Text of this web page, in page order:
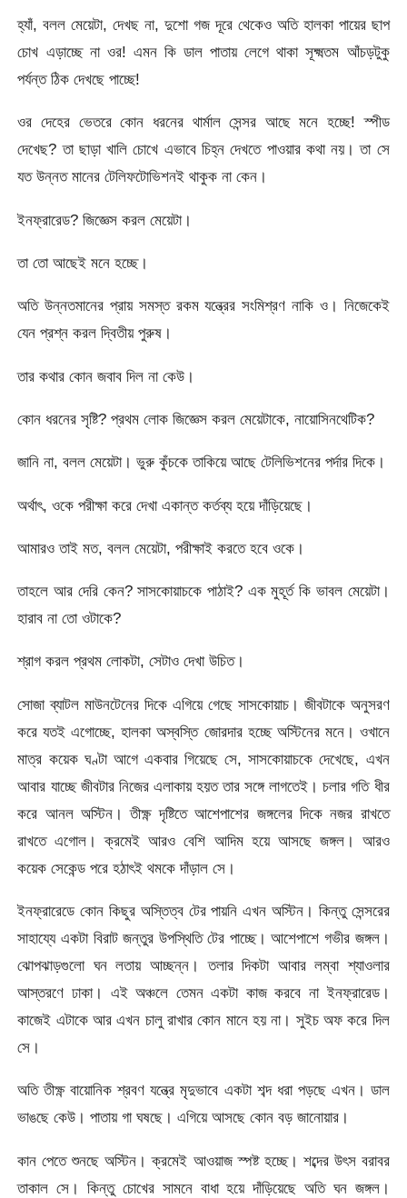
হ্যাঁ, বলল মেয়েটা, দেখছ না, দুশো গজ দূরে থেকেও অতি হালকা পায়ের ছাপ
চোখ এড়াচ্ছে না ওর! এমন কি ডাল পাতায় লেগে থাকা সূক্ষ্মতম আঁচড়টুকু
পর্যন্ত ঠিক দেখছে পাচ্ছে!
ওর দেহের ভেতরে কোন ধরনের থার্মাল সেন্সর আছে মনে হচ্ছে! স্পীড
দেখেছ? তা ছাড়া খালি চোখে এভাবে চিহ্ন দেখতে পাওয়ার কথা নয়। তা সে
যত উন্নত মানের টেলিফটোভিশনই থাকুক না কেন।
ইনফ্রারেড? জিজ্ঞেস করল মেয়েটা।
তা তো আছেই মনে হচ্ছে।
অতি উন্নতমানের প্রায় সমস্ত রকম যন্ত্রের সংমিশ্রণ নাকি ও। নিজেকেই
যেন প্রশ্ন করল দ্বিতীয় পুরুষ।
তার কথার কোন জবাব দিল না কেউ।
কোন ধরনের সৃষ্টি? প্রথম লোক জিজ্ঞেস করল মেয়েটাকে, নায়োসিনথেটিক?
জানি না, বলল মেয়েটা। ভুরু কুঁচকে তাকিয়ে আছে টেলিভিশনের পর্দার দিকে।
অর্থাৎ, ওকে পরীক্ষা করে দেখা একান্ত কর্তব্য হয়ে দাঁড়িয়েছে।
আমারও তাই মত, বলল মেয়েটা, পরীক্ষাই করতে হবে ওকে।
তাহলে আর দেরি কেন? সাসকোয়াচকে পাঠাই? এক মুহূর্ত কি ভাবল মেয়েটা।
হারাব না তো ওটাকে?
শ্রাগ করল প্রথম লোকটা, সেটাও দেখা উচিত।
সোজা ব্যাটল মাউনটেনের দিকে এগিয়ে গেছে সাসকোয়াচ। জীবটাকে অনুসরণ
করে যতই এগোচ্ছে, হালকা অস্বস্তি জোরদার হচ্ছে অস্টিনের মনে। ওখানে
মাত্র কয়েক ঘণ্টা আগে একবার গিয়েছে সে, সাসকোয়াচকে দেখেছে, এখন
আবার যাচ্ছে জীবটার নিজের এলাকায় হয়ত তার সঙ্গে লাগতেই। চলার গতি ধীর
করে আনল অস্টিন। তীক্ষ্ণ দৃষ্টিতে আশেপাশের জঙ্গলের দিকে নজর রাখতে
রাখতে এগোল। ক্রমেই আরও বেশি আদিম হয়ে আসছে জঙ্গল। আরও
কয়েক সেকেন্ড পরে হঠাৎই থমকে দাঁড়াল সে।
ইনফ্রারেডে কোন কিছুর অস্তিত্ব টের পায়নি এখন অস্টিন। কিন্তু সেন্সরের
সাহায্যে একটা বিরাট জন্তুর উপস্থিতি টের পাচ্ছে। আশেপাশে গভীর জঙ্গল।
ঝোপঝাড়গুলো ঘন লতায় আচ্ছন্ন। তলার দিকটা আবার লম্বা শ্যাওলার
আস্তরণে ঢাকা। এই অঞ্চলে তেমন একটা কাজ করবে না ইনফ্রারেড।
কাজেই এটাকে আর এখন চালু রাখার কোন মানে হয় না। সুইচ অফ করে দিল
সে।
অতি তীক্ষ্ণ বায়োনিক শ্রবণ যন্ত্রে মৃদুভাবে একটা শব্দ ধরা পড়ছে এখন। ডাল
ভাঙছে কেউ। পাতায় গা ঘষছে। এগিয়ে আসছে কোন বড় জানোয়ার।
কান পেতে শুনছে অস্টিন। ক্রমেই আওয়াজ স্পষ্ট হচ্ছে। শব্দের উৎস বরাবর
তাকাল সে। কিন্তু চোখের সামনে বাধা হয়ে দাঁড়িয়েছে অতি ঘন জঙ্গল।